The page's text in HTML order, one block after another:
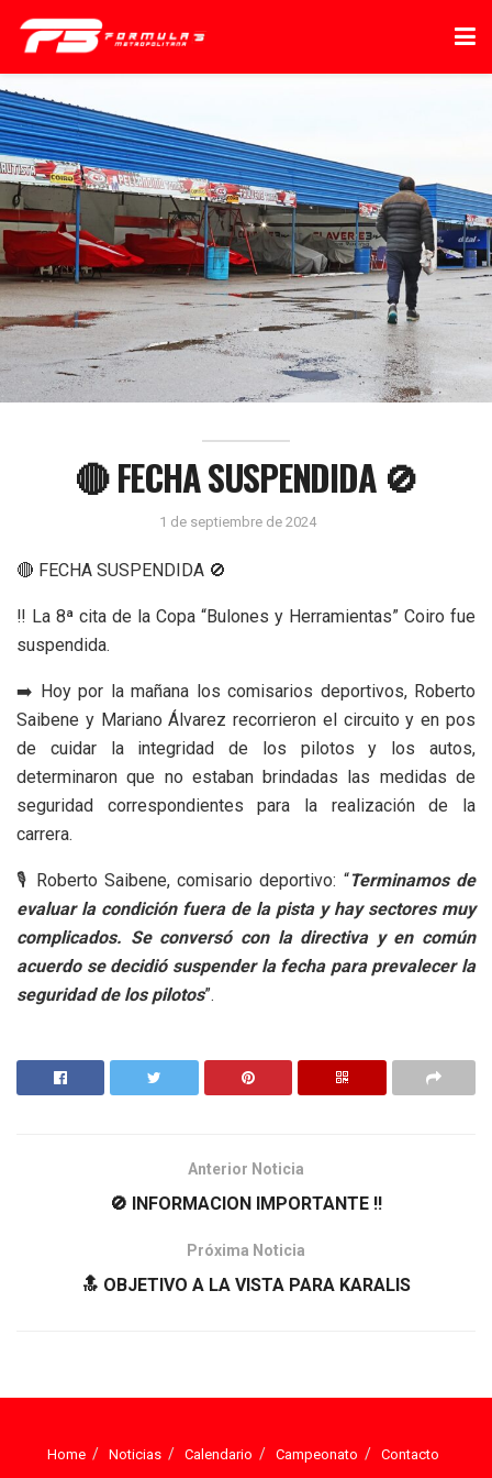
🔴 FECHA SUSPENDIDA 🚫
1 de septiembre de 2024
🔴 FECHA SUSPENDIDA 🚫
‼️ La 8ª cita de la Copa “Bulones y Herramientas” Coiro fue
suspendida.
➡️ Hoy por la mañana los comisarios deportivos, Roberto
Saibene y Mariano Álvarez recorrieron el circuito y en pos
de cuidar la integridad de los pilotos y los autos,
determinaron que no estaban brindadas las medidas de
seguridad correspondientes para la realización de la
carrera.
🎙️ Roberto Saibene, comisario deportivo: “Terminamos de
evaluar la condición fuera de la pista y hay sectores muy
complicados. Se conversó con la directiva y en común
acuerdo se decidió suspender la fecha para prevalecer la
seguridad de los pilotos”.
Anterior Noticia
🚫 INFORMACION IMPORTANTE ‼️
Próxima Noticia
🔝 OBJETIVO A LA VISTA PARA KARALIS
Home Noticias Calendario Campeonato Contacto